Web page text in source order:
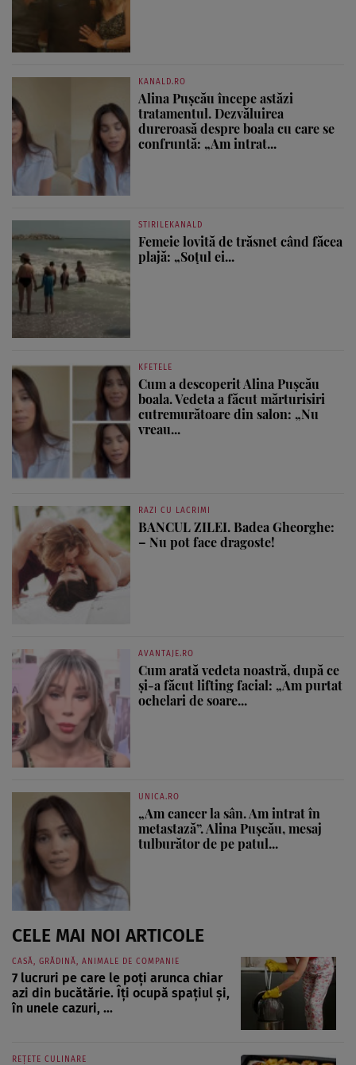
KANALD.RO
Alina Pușcău începe astăzi
tratamentul. Dezvăluirea
dureroasă despre boala cu care se
confruntă: „Am intrat...
STIRILEKANALD
Femeie lovită de trăsnet când făcea
plajă: „Soțul ei...
KFETELE
Cum a descoperit Alina Pușcău
boala. Vedeta a făcut mărturisiri
cutremurătoare din salon: „Nu
vreau...
RAZI CU LACRIMI
BANCUL ZILEI. Badea Gheorghe:
– Nu pot face dragoste!
AVANTAJE.RO
Cum arată vedeta noastră, după ce
și-a făcut lifting facial: „Am purtat
ochelari de soare...
UNICA.RO
„Am cancer la sân. Am intrat în
metastază”. Alina Pușcău, mesaj
tulburător de pe patul...
CELE MAI NOI ARTICOLE
CASĂ, GRĂDINĂ, ANIMALE DE COMPANIE
7 lucruri pe care le poți arunca chiar
azi din bucătărie. Îți ocupă spațiul și,
în unele cazuri, ...
REȚETE CULINARE